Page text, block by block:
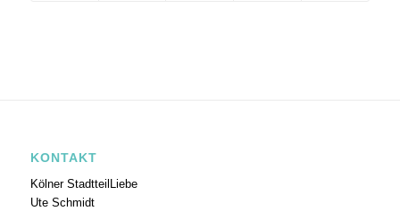
KONTAKT
Kölner StadtteilLiebe
Ute Schmidt